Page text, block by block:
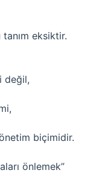
eksiktir.
değil,
biçimidir.
önlemek”